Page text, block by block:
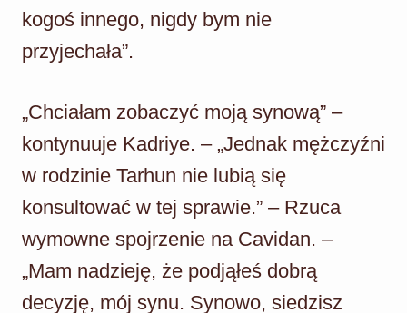
kogoś innego, nigdy bym nie
przyjechała”.
„Chciałam zobaczyć moją synową” –
kontynuuje Kadriye. – „Jednak mężczyźni
w rodzinie Tarhun nie lubią się
konsultować w tej sprawie.” – Rzuca
wymowne spojrzenie na Cavidan. –
„Mam nadzieję, że podjąłeś dobrą
decyzję, mój synu. Synowo, siedzisz